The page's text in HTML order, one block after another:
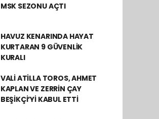
MSK SEZONU AÇTI
HAVUZ KENARINDA HAYAT
KURTARAN 9 GÜVENLİK
KURALI
VALİ ATİLLA TOROS, AHMET
KAPLAN VE ZERRİN ÇAY
BEŞİKÇİ’Yİ KABUL ETTİ